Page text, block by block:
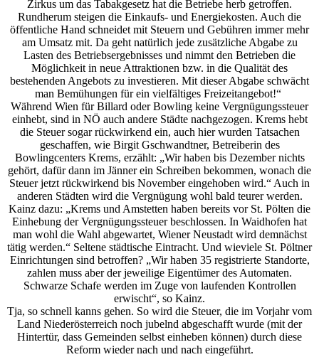
Zirkus um das Tabakgesetz hat die Betriebe herb getroffen.
Rundherum steigen die Einkaufs- und Energiekosten. Auch die
öffentliche Hand schneidet mit Steuern und Gebühren immer mehr
am Umsatz mit. Da geht natürlich jede zusätzliche Abgabe zu
Lasten des Betriebsergebnisses und nimmt den Betrieben die
Möglichkeit in neue Attraktionen bzw. in die Qualität des
bestehenden Angebots zu investieren. Mit dieser Abgabe schwächt
man Bemühungen für ein vielfältiges Freizeitangebot!“
Während Wien für Billard oder Bowling keine Vergnügungssteuer
einhebt, sind in NÖ auch andere Städte nachgezogen. Krems hebt
die Steuer sogar rückwirkend ein, auch hier wurden Tatsachen
geschaffen, wie Birgit Gschwandtner, Betreiberin des
Bowlingcenters Krems, erzählt: „Wir haben bis Dezember nichts
gehört, dafür dann im Jänner ein Schreiben bekommen, wonach die
Steuer jetzt rückwirkend bis November eingehoben wird.“ Auch in
anderen Städten wird die Vergnügung wohl bald teurer werden.
Kainz dazu: „Krems und Amstetten haben bereits vor St. Pölten die
Einhebung der Vergnügungssteuer beschlossen. In Waidhofen hat
man wohl die Wahl abgewartet, Wiener Neustadt wird demnächst
tätig werden.“ Seltene städtische Eintracht. Und wieviele St. Pöltner
Einrichtungen sind betroffen? „Wir haben 35 registrierte Standorte,
zahlen muss aber der jeweilige Eigentümer des Automaten.
Schwarze Schafe werden im Zuge von laufenden Kontrollen
erwischt“, so Kainz.
Tja, so schnell kanns gehen. So wird die Steuer, die im Vorjahr vom
Land Niederösterreich noch jubelnd abgeschafft wurde (mit der
Hintertür, dass Gemeinden selbst einheben können) durch diese
Reform wieder nach und nach eingeführt.